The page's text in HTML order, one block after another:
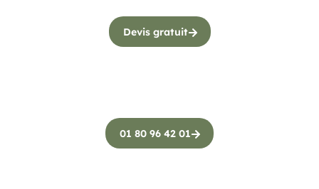
Devis gratuit
01 80 96 42 01